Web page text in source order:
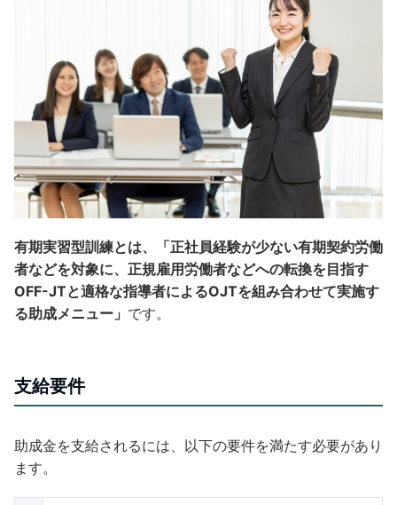
有期実習型訓練とは、「正社員経験が少ない有期契約労働
者などを対象に、正規雇用労働者などへの転換を目指す
OFF-JTと適格な指導者によるOJTを組み合わせて実施す
る助成メニュー」 です。
支給要件
助成金を支給されるには、以下の要件を満たす必要があり
ます。